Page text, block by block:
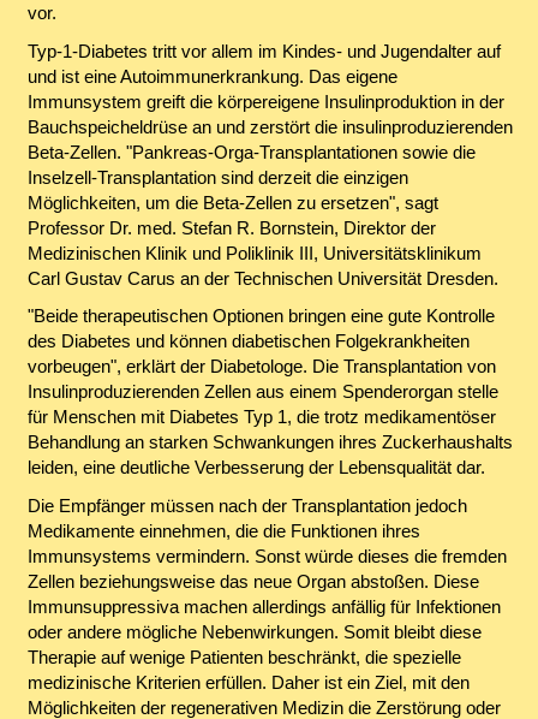
vor.
Typ-1-Diabetes tritt vor allem im Kindes- und Jugendalter auf
und ist eine Autoimmunerkrankung. Das eigene
Immunsystem greift die körpereigene Insulinproduktion in der
Bauchspeicheldrüse an und zerstört die insulinproduzierenden
Beta-Zellen. "Pankreas-Orga-Transplantationen sowie die
Inselzell-Transplantation sind derzeit die einzigen
Möglichkeiten, um die Beta-Zellen zu ersetzen", sagt
Professor Dr. med. Stefan R. Bornstein, Direktor der
Medizinischen Klinik und Poliklinik III, Universitätsklinikum
Carl Gustav Carus an der Technischen Universität Dresden.
"Beide therapeutischen Optionen bringen eine gute Kontrolle
des Diabetes und können diabetischen Folgekrankheiten
vorbeugen", erklärt der Diabetologe. Die Transplantation von
Insulinproduzierenden Zellen aus einem Spenderorgan stelle
für Menschen mit Diabetes Typ 1, die trotz medikamentöser
Behandlung an starken Schwankungen ihres Zuckerhaushalts
leiden, eine deutliche Verbesserung der Lebensqualität dar.
Die Empfänger müssen nach der Transplantation jedoch
Medikamente einnehmen, die die Funktionen ihres
Immunsystems vermindern. Sonst würde dieses die fremden
Zellen beziehungsweise das neue Organ abstoßen. Diese
Immunsuppressiva machen allerdings anfällig für Infektionen
oder andere mögliche Nebenwirkungen. Somit bleibt diese
Therapie auf wenige Patienten beschränkt, die spezielle
medizinische Kriterien erfüllen. Daher ist ein Ziel, mit den
Möglichkeiten der regenerativen Medizin die Zerstörung oder